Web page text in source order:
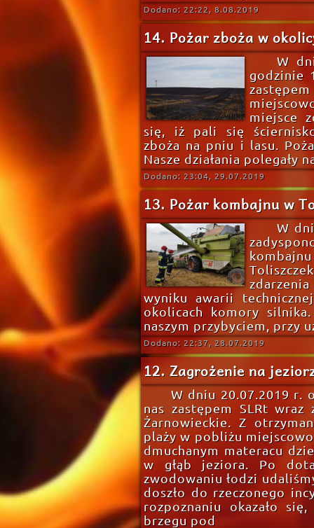
Dodano: 22:22, 8.08.2019
14. Pożar zboża w
W
godzinie
miejsce
się, iż pali się
zboża na pniu i lasu.
Nasze działania polegały
Dodano: 23:04, 29.07.2019
13. Pożar kombajnu w
W
wyniku awarii
okolicach komory
naszym przybyciem, przy
Dodano: 22:37, 28.07.2019
12. Zagrożenie na
W dniu 20.07.2019 r.
nas zastępem SLRt
Żarnowieckie. Z
plaży w pobliżu
dmuchanym materacu
w głąb jeziora. Po
zwodowaniu łodzi
doszło do rzeczonego
rozpoznaniu okazało
brzegu pod